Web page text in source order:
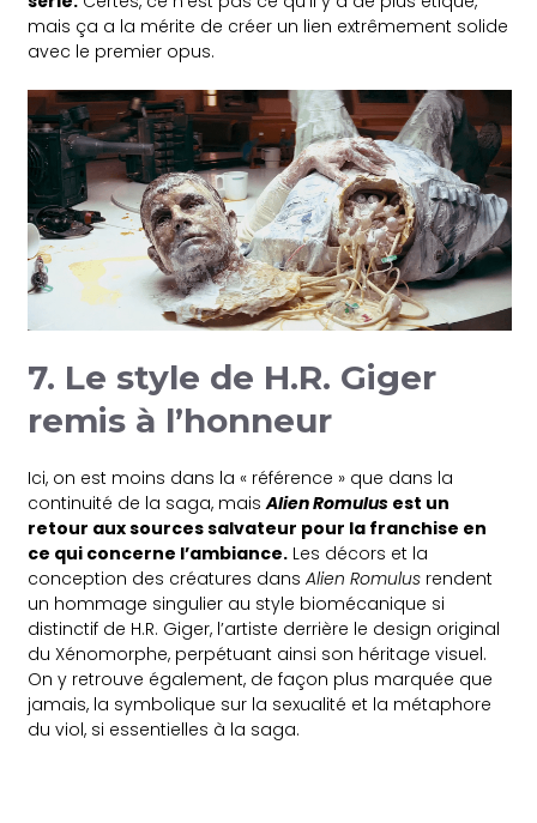
mais ça a la mérite de créer un lien extrêmement solide
avec le premier opus.
7. Le style de H.R. Giger
remis à l’honneur
Ici, on est moins dans la « référence » que dans la
continuité de la saga, maisAlien Romulus est un
retour aux sources salvateur pour la franchise en
ce qui concerne l’ambiance. Les décors et la
conception des créatures dansAlien Romulus rendent
un hommage singulier au style biomécanique si
distinctif de H.R. Giger, l’artiste derrière le design original
du Xénomorphe, perpétuant ainsi son héritage visuel.
On y retrouve également, de façon plus marquée que
jamais, la symbolique sur la sexualité et la métaphore
du viol, si essentielles à la saga.